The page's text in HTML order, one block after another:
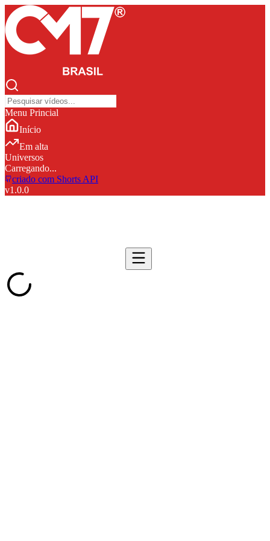
Menu Princial
Início
Em alta
Universos
Carregando...
criado com Shorts API
v1.0.0